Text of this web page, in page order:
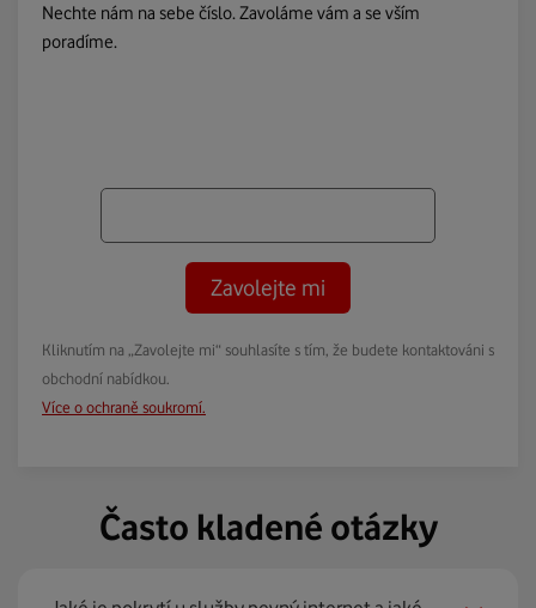
Nechte nám na sebe číslo. Zavoláme vám a se vším
poradíme.
Zavolejte mi
Kliknutím na „Zavolejte mi“ souhlasíte s tím, že budete kontaktováni s
obchodní nabídkou.
Více o ochraně soukromí.
Často kladené otázky